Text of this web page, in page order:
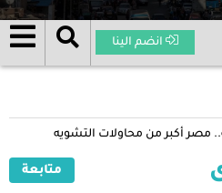
انضم الينا
مصر أكبر من محاولات التشويه
متابعة